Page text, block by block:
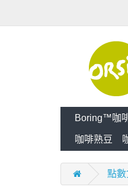
Boring™咖
咖啡熟豆
點